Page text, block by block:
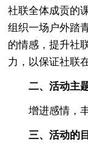
社联全体成贡的
组织一场户外踏
的情感，提升社
力，以保证社联
二、活动主题
增进感情，丰
三、活动的目